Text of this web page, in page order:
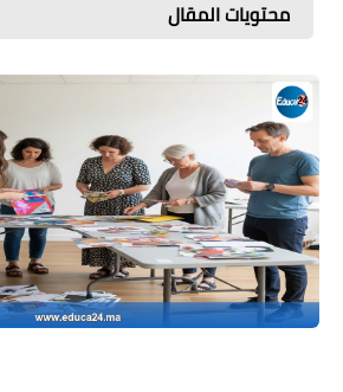
محتويات المقال